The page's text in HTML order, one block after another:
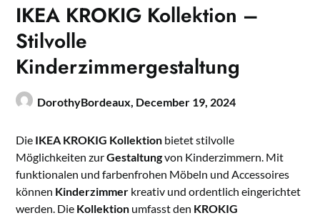
IKEA KROKIG Kollektion –
Stilvolle
Kinderzimmergestaltung
DorothyBordeaux, December 19, 2024
Die IKEA KROKIG Kollektion bietet stilvolle
Möglichkeiten zurGestaltungvon Kinderzimmern. Mit
funktionalen und farbenfrohen Möbeln und Accessoires
können Kinderzimmer kreativ und ordentlich eingerichtet
werden. Die Kollektion umfasst den KROKIG